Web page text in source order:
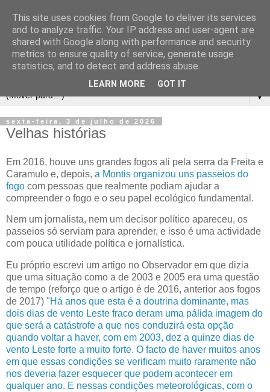
▼
sexta-feira, 3 de julho de 2026
Velhas histórias
Em 2016, houve uns grandes fogos ali pela serra da Freita e
Caramulo e, depois, a Montis organizou uns passeios do
fogo com pessoas que realmente podiam ajudar a
compreender o fogo e o seu papel ecológico fundamental.
Nem um jornalista, nem um decisor político apareceu, os
passeios só serviam para aprender, e isso é uma actividade
com pouca utilidade política e jornalística.
Eu próprio escrevi um artigo no Observador em que dizia
que uma situação como a de 2003 e 2005 era uma questão
de tempo (reforço que o artigo é de 2016, anterior aos fogos
de 2017) "Há anos que esta é a doutrina dominante, mas
dois dias de vento Leste fraco deram uma pálida imagem do
que será a catástrofe a que nos conduzirá esta opção
quando voltar a haver, com em 2003, dez a quinze dias de
vento Leste forte a muito forte. O facto de haver muitos anos
em que essas condições se verificam muito raramente não
nos deveria fazer esquecer que podem acontecer em
qualquer ano. E nessas condições meteorológicas, com o
This site uses cookies from Google to deliver its services
and to analyze traffic. Your IP address and user-agent are
shared with Google along with performance and security
metrics to ensure quality of service, generate usage
statistics, and to detect and address abuse.
LEARN MORE GOT IT